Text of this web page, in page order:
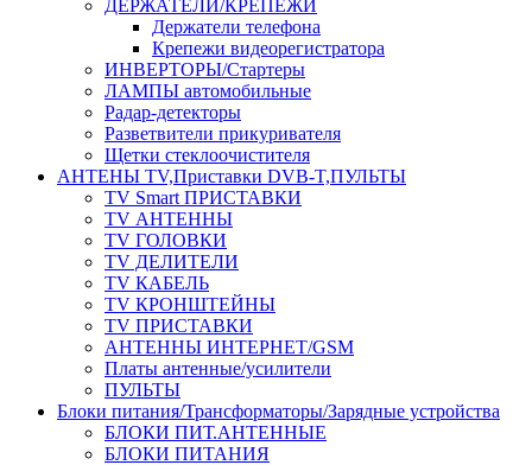
ДЕРЖАТЕЛИ/КРЕПЕЖИ
Держатели телефона
Крепежи видеорегистратора
ИНВЕРТОРЫ/Стартеры
ЛАМПЫ автомобильные
Радар-детекторы
Разветвители прикуривателя
Щетки стеклоочистителя
АНТЕНЫ ТV,Приставки DVB-T,ПУЛЬТЫ
TV Smart ПРИСТАВКИ
TV АНТЕННЫ
TV ГОЛОВКИ
TV ДЕЛИТЕЛИ
TV КАБЕЛЬ
TV КРОНШТЕЙНЫ
TV ПРИСТАВКИ
АНТЕННЫ ИНТЕРНЕТ/GSM
Платы антенные/усилители
ПУЛЬТЫ
Блоки питания/Трансформаторы/Зарядные устройства
БЛОКИ ПИТ.АНТЕННЫЕ
БЛОКИ ПИТАНИЯ